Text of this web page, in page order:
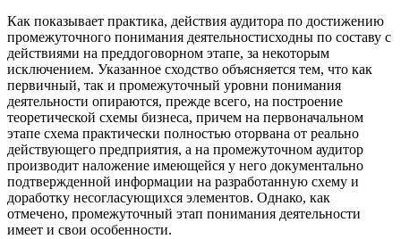
Как показывает практика, действия аудитора по достижению
промежуточного понимания деятельностисходны по составу с
действиями на преддоговорном этапе, за некоторым
исключением. Указанное сходство объясняется тем, что как
первичный, так и промежуточный уровни понимания
деятельности опираются, прежде всего, на построение
теоретической схемы бизнеса, причем на первоначальном
этапе схема практически полностью оторвана от реально
действующего предприятия, а на промежуточном аудитор
производит наложение имеющейся у него документально
подтвержденной информации на разработанную схему и
доработку несогласующихся элементов. Однако, как
отмечено, промежуточный этап понимания деятельности
имеет и свои особенности.